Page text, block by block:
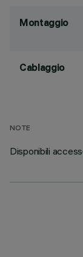
Montaggio
Cablaggio
NOTE
Disponibili